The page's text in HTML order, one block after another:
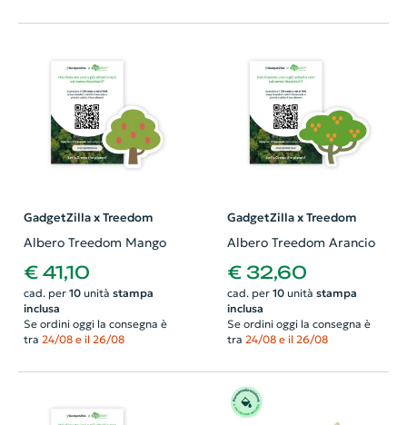
GadgetZilla x Treedom
Albero Treedom Mango
€ 41,10
cad. per 10unità stampa
inclusa
Se ordini oggi la consegna è
tra 24/08 e il 26/08
GadgetZilla x Treedom
Albero Treedom Arancio
€ 32,60
cad. per 10unità stampa
inclusa
Se ordini oggi la consegna è
tra 24/08 e il 26/08